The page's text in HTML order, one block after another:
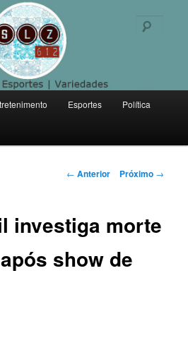
Esportes Política
Navegação
← Anterior Próximo →
investiga morte
show de